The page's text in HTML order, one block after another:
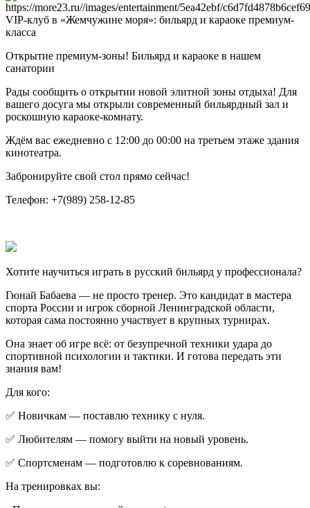
VIP-клуб в «Жемчужине моря»: бильярд и караоке премиум-
класса
Открытие премиум-зоны! Бильярд и караоке в нашем
санатории
Рады сообщить о открытии новой элитной зоны отдыха! Для
вашего досуга мы открыли современный бильярдный зал и
роскошную караоке-комнату.
Ждём вас ежедневно с 12:00 до 00:00 на третьем этаже здания
кинотеатра.
Забронируйте свой стол прямо сейчас!
Телефон: +7(989) 258-12-85
Хотите научиться играть в русский бильярд у профессионала?
Гюнай Бабаева — не просто тренер. Это кандидат в мастера
спорта России и игрок сборной Ленинградской области,
которая сама постоянно участвует в крупных турнирах.
Она знает об игре всё: от безупречной техники удара до
спортивной психологии и тактики. И готова передать эти
знания вам!
Для кого:
✅ Новичкам — поставлю технику с нуля.
✅ Любителям — помогу выйти на новый уровень.
✅ Спортсменам — подготовлю к соревнованиям.
На тренировках вы: